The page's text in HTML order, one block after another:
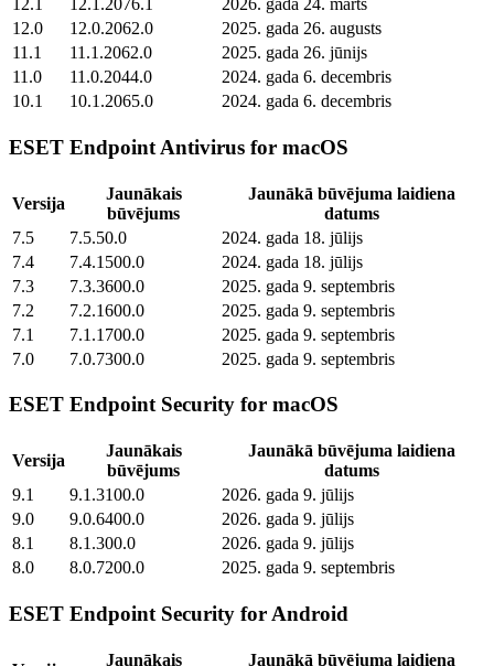
12.1 12.1.2076.1
2026. gada 24. marts
12.0
12.0.2062.0
2025. gada 26. augusts
11.1
11.1.2062.0
2025. gada 26. jūnijs
11.0
11.0.2044.0
2024. gada 6. decembris
10.1
10.1.2065.0 2024. gada 6. decembris
ESET Endpoint Antivirus for macOS
Versija
Jaunākais
būvējums
Jaunākā būvējuma laidiena
datums
7.5
7.5.50.0
2024. gada 18. jūlijs
7.4
7.4.1500.0
2024. gada 18. jūlijs
7.3
7.3.3600.0
2025. gada 9. septembris
7.2
7.2.1600.0
2025. gada 9. septembris
7.1
7.1.1700.0
2025. gada 9. septembris
7.0
7.0.7300.0 2025. gada 9. septembris
ESET Endpoint Security for macOS
Versija
Jaunākais
būvējums
Jaunākā būvējuma laidiena
datums
9.1
9.1.3100.0
2026. gada 9. jūlijs
9.0
9.0.6400.0
2026. gada 9. jūlijs
8.1
8.1.300.0
2026. gada 9. jūlijs
8.0
8.0.7200.0 2025. gada 9. septembris
ESET Endpoint Security for Android
Jaunākais
Jaunākā būvējuma laidiena